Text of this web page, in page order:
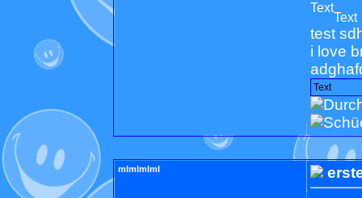
Text
Text
test
i love
Text
mlmlmlml